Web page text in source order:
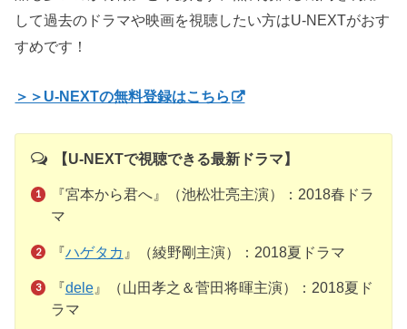
して過去のドラマや映画を視聴したい方はU-NEXTがおす
すめです！
＞＞U-NEXTの無料登録はこちら
【U-NEXTで視聴できる最新ドラマ】
『宮本から君へ』（池松壮亮主演）：2018春ドラ
マ
『ハゲタカ 』（綾野剛主演）：2018夏ドラマ
『dele』（山田孝之＆菅田将暉主演）：2018夏ド
ラマ